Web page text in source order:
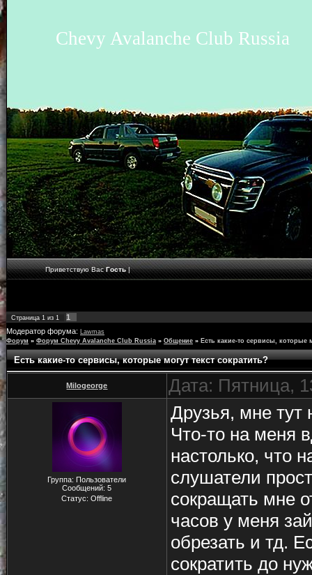
Chevy Avalanche Club Russia
Приветствую Вас Гость|
Страница 1 из 1
1
Модератор форума: Lawmas
Форум » Форум Chevy Avalanche Club Russia » Общение » Есть какие-то сервисы, которые
Есть какие-то сервисы, которые могут текст сократить?
Milogeorge Дата: Пятница,
Группа: Пользователи
Сообщений:5
Статус:Offline
Друзья, мне тут
Что-то на меня
настолько, что
слушатели
сокращать мне
часов у меня
обрезать и тд.
сократить до